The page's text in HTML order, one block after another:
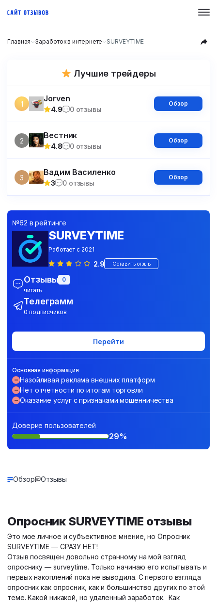
Главная Заработок в интернете SURVEYTIME
Лучшие трейдеры
1
Jorven
4.9 0 отзывы
Обзор
2
Вестник
4.8 0 отзывы
Обзор
3
Вадим Василенко
3 0 отзывы
Обзор
№62 в рейтинге
SURVEYTIME
Работает с 2021
2.9 Оставить отзыв
Отзывы 0
читать
Телеграмм
0 подписчиков
Основная информация
Назойливая реклама внешних платформ
Нет отчетности по итогам торговли
Оказание услуг с признаками мошенничества
Перейти
Доверие пользователей
29%
Обзор Отзывы
Опросник SURVEYTIME отзывы
Это мое личное и субъективное мнение, но Опросник
SURVEYTIME — СРАЗУ НЕТ!
Отзыв посвящен довольно странному на мой взгляд
опроснику — surveytime. Только начинаю его испытывать и
первых накоплений пока не выводила. С первого взгляда
опросник как опросник, как и большинство других по этой
теме. Какой никакой, но удаленный заработок. Как